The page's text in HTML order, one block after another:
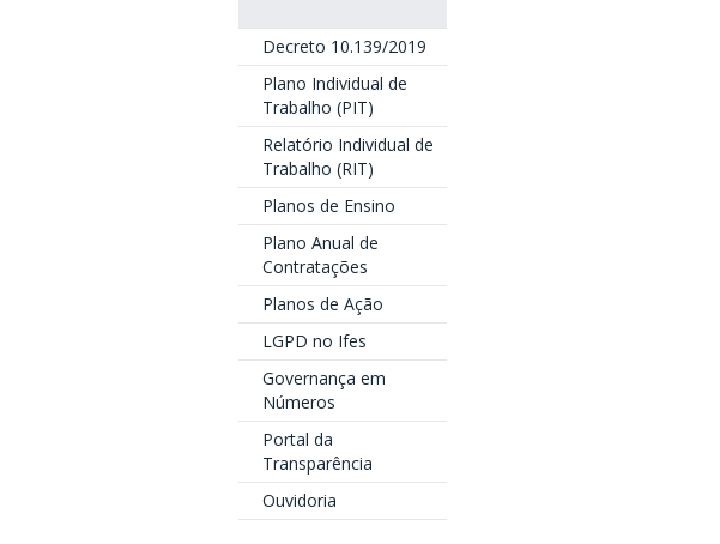
Decreto 10.139/2019
Plano Individual de
Trabalho (PIT)
Relatório Individual de
Trabalho (RIT)
Planos de Ensino
Plano Anual de
Contratações
Planos de Ação
LGPD no Ifes
Governança em
Números
Portal da
Transparência
Ouvidoria